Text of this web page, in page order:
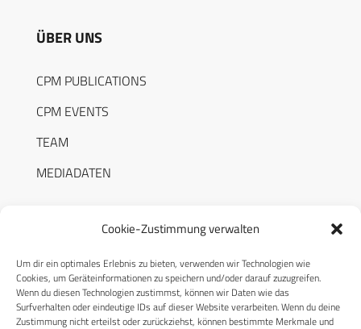
Cookie-Zustimmung verwalten
Um dir ein optimales Erlebnis zu bieten, verwenden wir Technologien wie
Cookies, um Geräteinformationen zu speichern und/oder darauf zuzugreifen.
Wenn du diesen Technologien zustimmst, können wir Daten wie das
Surfverhalten oder eindeutige IDs auf dieser Website verarbeiten. Wenn du deine
Zustimmung nicht erteilst oder zurückziehst, können bestimmte Merkmale und
ÜBER UNS
CPM PUBLICATIONS
CPM EVENTS
TEAM
MEDIADATEN
RECHTLICHES
Datenschutzerklärung